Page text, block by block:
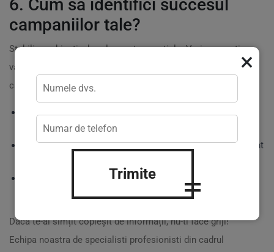
6. Cum sa identifici succesul
campaniilor tale?
Stabilirea obiectivelor clare este esentiala. Vrei sa cresti
vanzarile? Sa atragi clienti noi? Principalele metrici pe
care sa le urmariti includ:
Ratele de conversie- ce procent din vizitatori au facut o
achizitie?
Costurile de achizitie- cat cheltuiești pentru fiecare client
Creșterea vanzarilor- ai reușit să generezi mai multe
Daca te-ai simțit copleșit de informații, nu-ti face griji!
Echipa noastra de specialisti profesionisti din cadrul
×
Trimite